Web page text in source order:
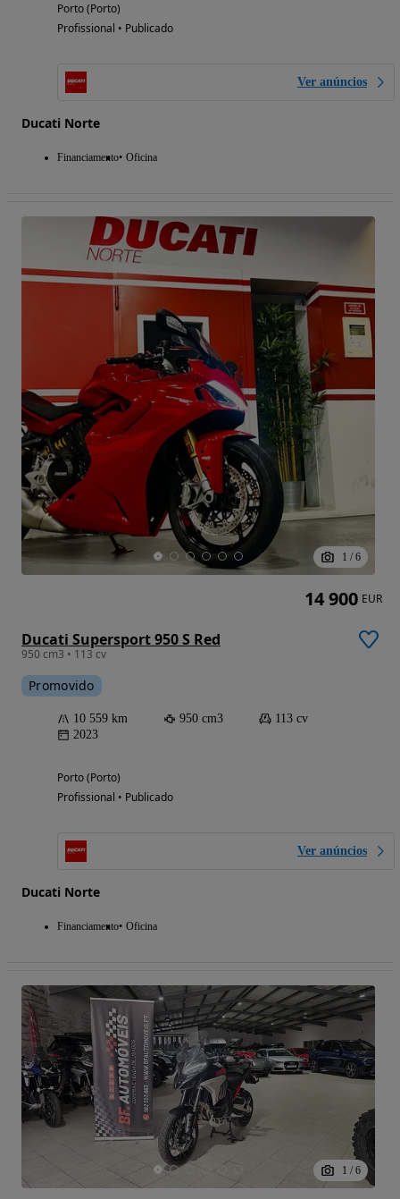
Porto (Porto)
Profissional • Publicado
Ver anúncios
Ducati Norte
Financiamento Oficina
1 / 6
Ducati Supersport 950 S Red
950 cm3 • 113 cv
Promovido
10 559 km 950 cm3
113 cv
2023
Porto (Porto)
Profissional • Publicado
Ver anúncios
Ducati Norte
Financiamento Oficina
14 900 EUR
1 / 6